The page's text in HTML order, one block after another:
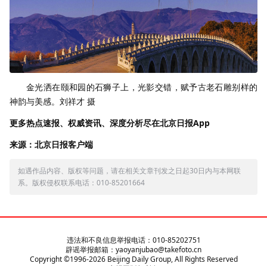
金光洒在颐和园的石狮子上，光影交错，赋予古老石雕别样的
神韵与美感。刘祥才 摄
更多热点速报、权威资讯、深度分析尽在北京日报App
来源：北京日报客户端
如遇作品内容、版权等问题，请在相关文章刊发之日起30日内与本网联
系。版权侵权联系电话：010-85201664
违法和不良信息举报电话：010-85202751
辟谣举报邮箱：yaoyanjubao@takefoto.cn
Copyright ©1996-2026Beijing Daily Group, All Rights Reserved